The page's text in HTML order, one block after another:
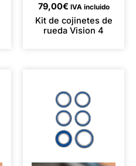
79,00€ IVA incluido
Kit de cojinetes de
rueda Vision 4